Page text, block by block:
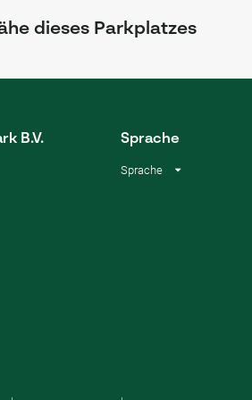
dieses Parkplatzes
B.V. Sprache
Sprache